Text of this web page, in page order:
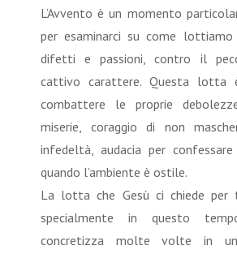
L’Avvento è un momento
per esaminarci su come
difetti e passioni, contro il
cattivo carattere. Questa lotta
combattere le proprie
miserie, coraggio di non
infedeltà, audacia per
quando l’ambiente è ostile.
La lotta che Gesù ci chiede
specialmente in questo
concretizza molte volte in